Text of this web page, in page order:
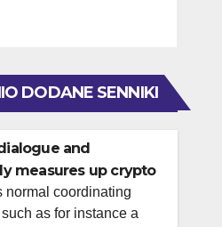
DODANE SENNIKI
and
measures up crypto
showing
in operating rate,
normal coordinating
as for instance a